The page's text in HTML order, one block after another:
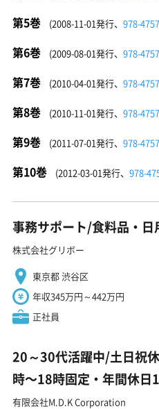
第5巻 (2008-11-01発行、 978-
第6巻 (2009-08-01発行、 978-
第7巻 (2010-04-01発行、 978-
第8巻 (2010-11-01発行、 978-
第9巻 (2011-07-01発行、 978-
第10巻 (2012-03-01発行、 978-
事務サポート/食料品・日
株式会社グリボー
東京都 渋谷区
年収345万円～442万円
正社員
20～30代活躍中/土日祝
時〜18時固定・年間休
有限会社M.D.K Corporation